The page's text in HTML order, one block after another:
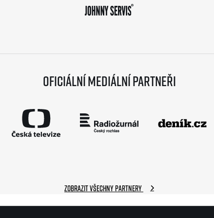
Oficiální mediální partneři
Zobrazit všechny partnery